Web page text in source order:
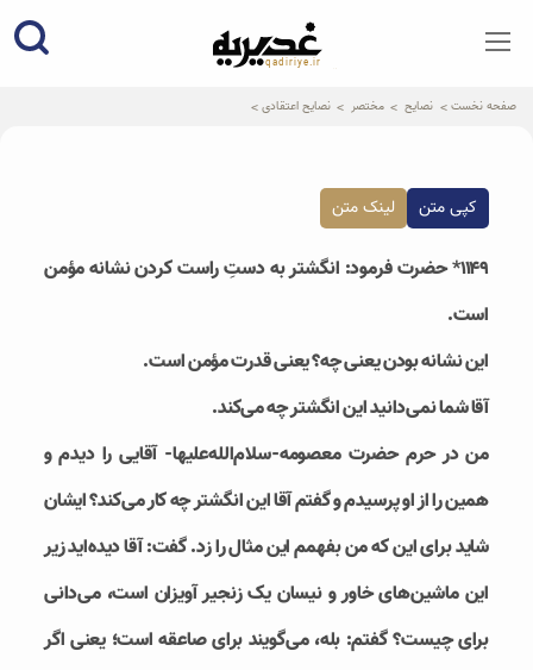
qadiriye.ir
نشریه ی غدیریه-بیانات استاد
صفحه نخست نصایح مختصر نصایح اعتقادی
کپی متن لینک متن
۱۱۴۹* حضرت فرمود: انگشتر به دستِ راست کردن نشانه مؤمن
است.
این نشانه بودن یعنی چه؟ یعنی قدرت مؤمن است.
آقا شما نمی‌دانید این انگشتر چه می‌کند.
من در حرم حضرت معصومه-سلام‌الله‌علیها- آقایی را دیدم و
همین را از او پرسیدم و گفتم آقا این انگشتر چه کار می‌کند؟ ایشان
شاید برای این که من بفهمم این مثال را زد. گفت: آقا دیده‌اید زیر
این ماشین‌های خاور و نیسان یک زنجیر آویزان است، می‌دانی
برای چیست؟ گفتم: بله، می‌گویند برای صاعقه است؛ یعنی اگر